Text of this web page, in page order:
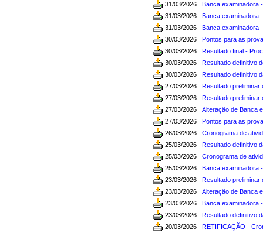
31/03/2026
Banca examinadora
31/03/2026
Banca examinadora
31/03/2026
Banca examinadora
30/03/2026
Pontos para as
30/03/2026
Resultado final -
30/03/2026
Resultado definitivo
30/03/2026
Resultado definitivo
27/03/2026
Resultado preliminar
27/03/2026
Resultado preliminar
27/03/2026
Alteração de Banca
27/03/2026
Pontos para as
26/03/2026
Cronograma de
25/03/2026
Resultado definitivo
25/03/2026
Cronograma de
25/03/2026
Banca examinadora
23/03/2026
Resultado preliminar
23/03/2026
Alteração de Banca
23/03/2026
Banca examinadora
23/03/2026
Resultado definitivo
20/03/2026
RETIFICAÇÃO -